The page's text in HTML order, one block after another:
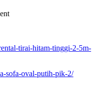
tirai-hitam-tinggi-2-5m-
sofa-oval-putih-pik-2/